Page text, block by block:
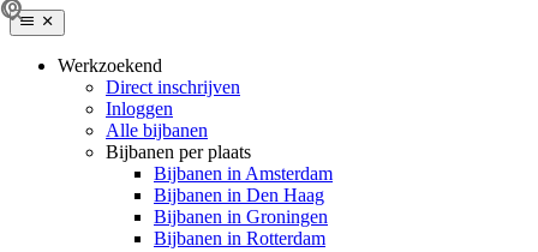
Werkzoekend
Direct inschrijven
Inloggen
Alle bijbanen
Bijbanen per plaats
Bijbanen in Amsterdam
Bijbanen in Den Haag
Bijbanen in Groningen
Bijbanen in Rotterdam